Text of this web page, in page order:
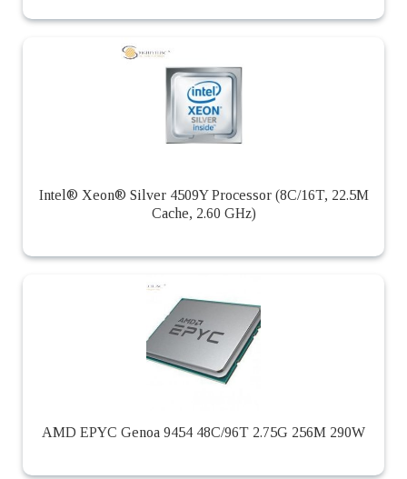
Intel® Xeon® Silver 4509Y Processor (8C/16T, 22.5M
Cache, 2.60 GHz)
AMD EPYC Genoa 9454 48C/96T 2.75G 256M 290W